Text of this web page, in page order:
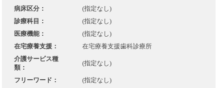
病床区分：
(指定なし)
診療科目：
(指定なし)
医療機能：
(指定なし)
在宅療養支援：
在宅療養支援歯科診療所
介護サービス種
類：
(指定なし)
フリーワード： (指定なし)